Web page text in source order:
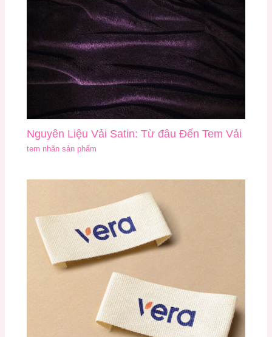
Nguyên Liệu Vải Satin: Từ đâu Đến Tem Vải
tem nhãn sản phẩm